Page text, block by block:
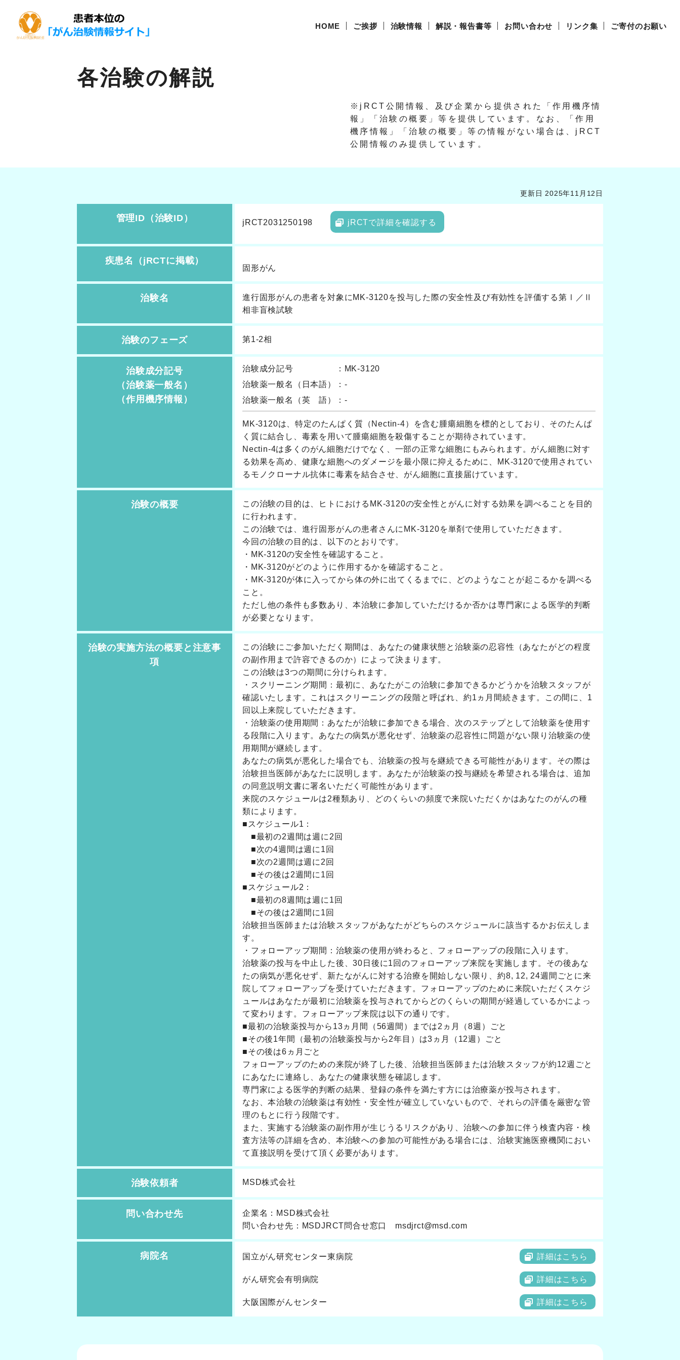
HOME ご挨拶 治験情報 解説・報告書等 お問い合わせ リンク集 ご寄付のお願い
各治験の解説
※jRCT公開情報、及び企業から提供された「作用機序情
報」「治験の概要」等を提供しています。 なお、「作用
機序情報」「治験の概要」等の情報がない場合は、jRCT
公開情報のみ提供しています。
更新日 2025年11月12日
管理ID（治験ID） jRCT2031250198 jRCTで詳細を確認する
疾患名（jRCTに掲載）
固形がん
治験名
進行固形がんの患者を対象にMK-3120を投与した際の安全性及び有効性を評価する第Ⅰ／Ⅱ
相非盲検試験
治験のフェーズ 第1-2相
治験成分記号
（治験薬一般名）
（作用機序情報）
治験成分記号 ： MK-3120
治験薬一般名
（日本語） ： -
治験薬一般名
（英 語） ： -
MK-3120は、特定のたんぱく質（Nectin-4）を含む腫瘍細胞を標的としており、そのたんぱ
く質に結合し、毒素を用いて腫瘍細胞を殺傷することが期待されています。
Nectin-4は多くのがん細胞だけでなく、一部の正常な細胞にもみられます。がん細胞に対す
る効果を高め、健康な細胞へのダメージを最小限に抑えるために、MK-3120で使用されてい
るモノクローナル抗体に毒素を結合させ、がん細胞に直接届けています。
治験の概要
この治験の目的は、ヒトにおけるMK-3120の安全性とがんに対する効果を調べることを目的
に行われます。
この治験では、進行固形がんの患者さんにMK-3120を単剤で使用していただきます。
今回の治験の目的は、以下のとおりです。
・MK-3120の安全性を確認すること。
・MK-3120がどのように作用するかを確認すること。
・MK-3120が体に入ってから体の外に出てくるまでに、どのようなことが起こるかを調べる
こと。
ただし他の条件も多数あり、本治験に参加していただけるか否かは専門家による医学的判断
が必要となります。
治験の実施方法の概要と注意事
項
この治験にご参加いただく期間は、あなたの健康状態と治験薬の忍容性（あなたがどの程度
の副作用まで許容できるのか）によって決まります。
この治験は3つの期間に分けられます。
・スクリーニング期間：最初に、あなたがこの治験に参加できるかどうかを治験スタッフが
確認いたします。これはスクリーニングの段階と呼ばれ、約1ヵ月間続きます。この間に、1
回以上来院していただきます。
・治験薬の使用期間：あなたが治験に参加できる場合、次のステップとして治験薬を使用す
る段階に入ります。あなたの病気が悪化せず、治験薬の忍容性に問題がない限り治験薬の使
用期間が継続します。
あなたの病気が悪化した場合でも、治験薬の投与を継続できる可能性があります。その際は
治験担当医師があなたに説明します。あなたが治験薬の投与継続を希望される場合は、追加
の同意説明文書に署名いただく可能性があります。
来院のスケジュールは2種類あり、どのくらいの頻度で来院いただくかはあなたのがんの種
類によります。
■スケジュール1：
■最初の2週間は週に2回
■次の4週間は週に1回
■次の2週間は週に2回
■その後は2週間に1回
■スケジュール2：
■最初の8週間は週に1回
■その後は2週間に1回
治験担当医師または治験スタッフがあなたがどちらのスケジュールに該当するかお伝えしま
す。
・フォローアップ期間：治験薬の使用が終わると、フォローアップの段階に入ります。
治験薬の投与を中止した後、30日後に1回のフォローアップ来院を実施します。その後あな
たの病気が悪化せず、新たながんに対する治療を開始しない限り、約8, 12, 24週間ごとに来
院してフォローアップを受けていただきます。フォローアップのために来院いただくスケジ
ュールはあなたが最初に治験薬を投与されてからどのくらいの期間が経過しているかによっ
て変わります。フォローアップ来院は以下の通りです。
■最初の治験薬投与から13ヵ月間（56週間）までは2ヵ月（8週）ごと
■その後1年間（最初の治験薬投与から2年目）は3ヵ月（12週）ごと
■その後は6ヵ月ごと
フォローアップのための来院が終了した後、治験担当医師または治験スタッフが約12週ごと
にあなたに連絡し、あなたの健康状態を確認します。
専門家による医学的判断の結果、登録の条件を満たす方には治療薬が投与されます。
なお、本治験の治験薬は有効性・安全性が確立していないもので、それらの評価を厳密な管
理のもとに行う段階です。
また、実施する治験薬の副作用が生じうるリスクがあり、治験への参加に伴う検査内容・検
査方法等の詳細を含め、本治験への参加の可能性がある場合には、治験実施医療機関におい
て直接説明を受けて頂く必要があります。
治験依頼者 MSD株式会社
問い合わせ先
企業名：MSD株式会社
問い合わせ先：MSDJRCT問合せ窓口 msdjrct@msd.com
病院名 国立がん研究センター東病院 詳細はこちら
がん研究会有明病院 詳細はこちら
大阪国際がんセンター 詳細はこちら